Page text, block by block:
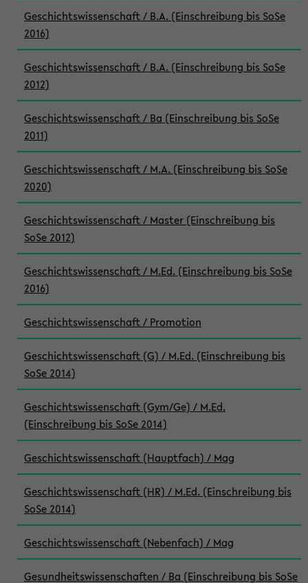
Geschichtswissenschaft / B.A. (Einschreibung bis SoSe
2016)
Geschichtswissenschaft / B.A. (Einschreibung bis SoSe
2012)
Geschichtswissenschaft / Ba (Einschreibung bis SoSe
2011)
Geschichtswissenschaft / M.A. (Einschreibung bis SoSe
2020)
Geschichtswissenschaft / Master (Einschreibung bis
SoSe 2012)
Geschichtswissenschaft / M.Ed. (Einschreibung bis SoSe
2016)
Geschichtswissenschaft / Promotion
Geschichtswissenschaft (G) / M.Ed. (Einschreibung bis
SoSe 2014)
Geschichtswissenschaft (Gym/Ge) / M.Ed.
(Einschreibung bis SoSe 2014)
Geschichtswissenschaft (Hauptfach) / Mag
Geschichtswissenschaft (HR) / M.Ed. (Einschreibung bis
SoSe 2014)
Geschichtswissenschaft (Nebenfach) / Mag
Gesundheitswissenschaften / Ba (Einschreibung bis SoSe